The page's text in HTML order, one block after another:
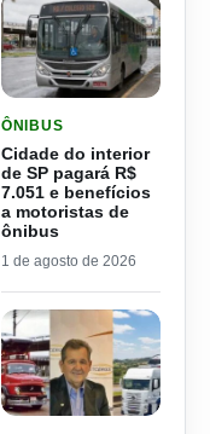
ÔNIBUS
Cidade do interior
de SP pagará R$
7.051 e benefícios
a motoristas de
ônibus
1 de agosto de 2026